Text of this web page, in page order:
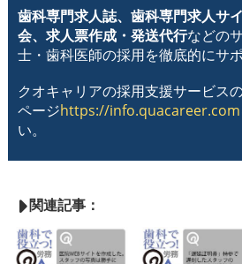
歯科専門求人誌、歯科専門求人サ
会、求人票作成・発送代行などの
士・歯科医師の採用を徹底的にサ
クオキャリアの採用支援サービス
ページhttps://info.quacareer.com
い。
関連記事：